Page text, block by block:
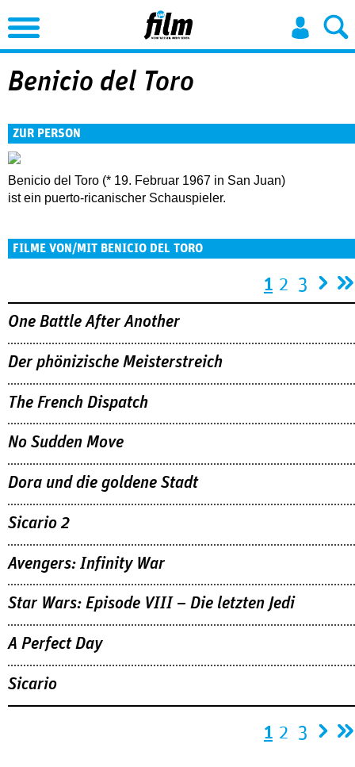
Jump to Navigation
Benicio del Toro
ZUR PERSON
Benicio del Toro (* 19. Februar 1967 in San Juan)
ist ein puerto-ricanischer Schauspieler.
FILME VON/MIT BENICIO DEL TORO
1 2 3
One Battle After Another
Der phönizische Meisterstreich
The French Dispatch
No Sudden Move
Dora und die goldene Stadt
Sicario 2
Avengers: Infinity War
Star Wars: Episode VIII – Die letzten Jedi
A Perfect Day
Sicario
1 2 3